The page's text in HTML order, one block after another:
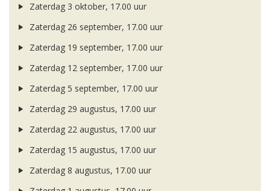
Zaterdag 3 oktober, 17.00 uur
Zaterdag 26 september, 17.00 uur
Zaterdag 19 september, 17.00 uur
Zaterdag 12 september, 17.00 uur
Zaterdag 5 september, 17.00 uur
Zaterdag 29 augustus, 17.00 uur
Zaterdag 22 augustus, 17.00 uur
Zaterdag 15 augustus, 17.00 uur
Zaterdag 8 augustus, 17.00 uur